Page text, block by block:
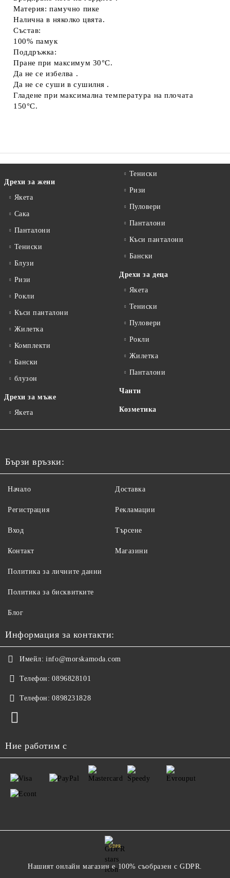
Материя: памучно пике
Налична в няколко цвята.
Състав:
100% памук
Поддръжка:
Пране при максимум 30°C.
Да не се избелва .
Да не се суши в сушилня .
Гладене при максимална температура на плочата
150°C.
Дрехи за жени
Якета
Сакa
Панталони
Тениски
Блузи
Ризи
Рокли
Къси панталони
Жилетка
Комплекти
Бански
блузон
Дрехи за мъже
Якета
Тениски
Ризи
Пуловери
Панталони
Къси панталони
Бански
Дрехи за деца
Якета
Тениски
Пуловери
Рокли
Жилетка
Панталони
Чанти
Козметика
Бързи връзки:
Начало
Регистрация
Вход
Контакт
Доставка
Рекламации
Търсене
Магазини
Политика за личните данни
Политика за бисквитките
Блог
Информация за контакти:
Имейл: info@morskamoda.com
Телефон: 0896828101
Телефон: 0898231828
Ние работим с
GDPR
Нашият онлайн магазин е 100% съобразен с GDPR.